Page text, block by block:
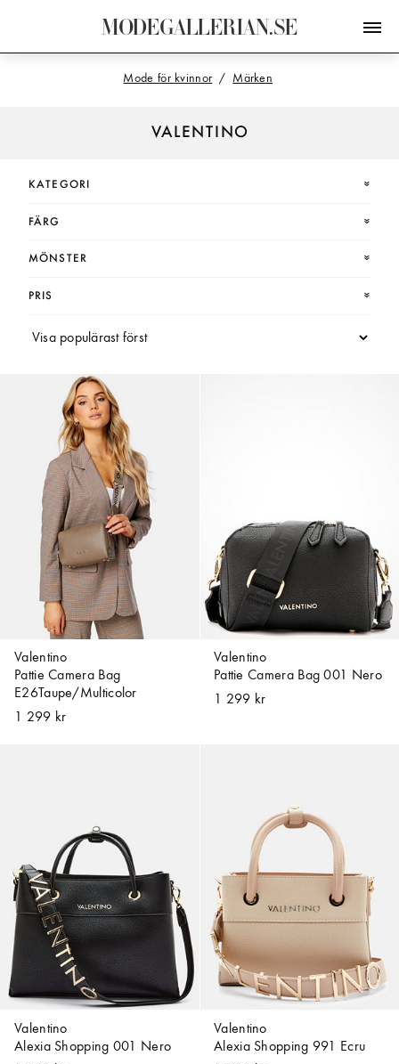
MODEGALLERIAN.SE
VALENTINO
Mode för kvinnor Märken
KATEGORI
FÄRG
MÖNSTER
PRIS
Valentino
Pattie Camera Bag
E26Taupe/Multicolor
1 299 kr
Valentino
Pattie Camera Bag 001 Nero
1 299 kr
Valentino
Alexia Shopping 001 Nero
Valentino
Alexia Shopping 991 Ecru